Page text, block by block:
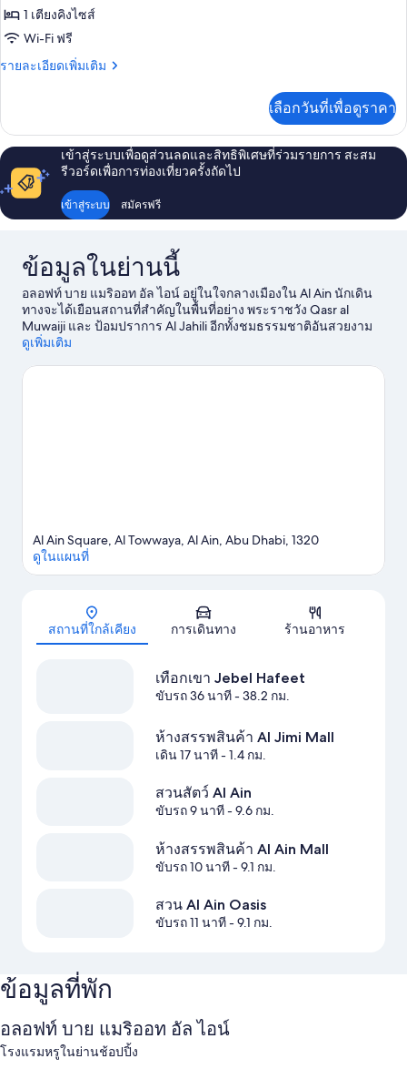
Bed
ของ
ห้อง
พัก,
คิง
ไซส์
เตียง
1 เตียงคิงไซส์
Wi-Fi ฟรี
รายละเอียดเพิ่มเติม
ราย
เกี่ยว
กับ
ห้อง
พัก,
เตียง
คิง
เตียง
เลือกวันที่เพื่อดูราคา
เข้าสู่ระบบเพื่อดูส่วนลดและสิทธิพิเศษที่ร่วมรายการ สะสม
รีวอร์ดเพื่อการท่องเที่ยวครั้งถัดไป
เข้าสู่ระบบ สมัครฟรี
ข้อมูลในย่านนี้
อลอฟท์ บาย แมริออท อัล ไอน์ อยู่ในใจกลางเมืองใน Al Ain นักเดิน
ทางจะได้เยือนสถานที่สำคัญในพื้นที่อย่าง พระราชวัง Qasr al
Muwaiji และ ป้อมปราการ Al Jahili อีกทั้งชมธรรมชาติอันสวยงาม
ณ สวน Al Ain Oasis และ อัลอินพาร์ค นักเดินทางควรแวะไปชม
ดูเพิ่มเติม
แผนที่
Al Ain Square, Al Towwaya, Al Ain, Abu Dhabi, 1320
ดูในแผนที่
สถานที่ใกล้เคียง การเดินทาง ร้านอาหาร
เทือกเขา Jebel Hafeet
ขับรถ 36 นาที- 38.2 กม.
ห้างสรรพสินค้า Al Jimi Mall
เดิน 17 นาที- 1.4 กม.
สวนสัตว์ Al Ain
ขับรถ 9 นาที- 9.6 กม.
ห้างสรรพสินค้า Al Ain Mall
ขับรถ 10 นาที- 9.1 กม.
สวน Al Ain Oasis
ขับรถ 11 นาที- 9.1 กม.
ข้อมูลที่พัก
อลอฟท์ บาย แมริออท อัล ไอน์
โรงแรมหรูในย่านช้อปปิ้ง